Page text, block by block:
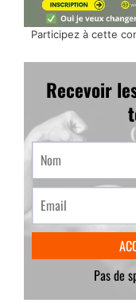
Participez à cette